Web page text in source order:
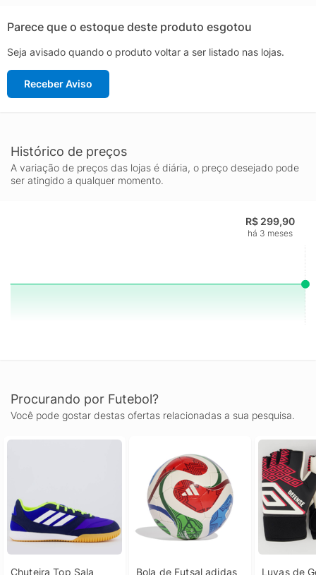
passadas mais naturais e confortáveis.Non-Marking: Uma
tração.Rotation: Ponto de giro no solado para mudança de
direção mais fácil e segura.Composição cabedal (parte
superior): Sintético com partes em têxtilPalmilha: EVA forrado e
removível; facilitando na higienizaçãoForro: Material têxtil com
BrancaGênero: MasculinoOrigem: ImportadaAjuste:
CadarçoPeso aproximado: 640g o par n° 40
Parece que o estoque deste produto esgotou
Seja avisado quando o produto voltar a ser listado nas lojas.
Receber Aviso
Histórico de preços
A variação de preços das lojas é diária, o preço desejado pode
ser atingido a qualquer momento.
R$ 299,90
há 3 meses
Procurando por Futebol?
Você pode gostar destas ofertas relacionadas a sua pesquisa.
Chuteira Top Sala
Bola de Futsal adidas
Luvas de